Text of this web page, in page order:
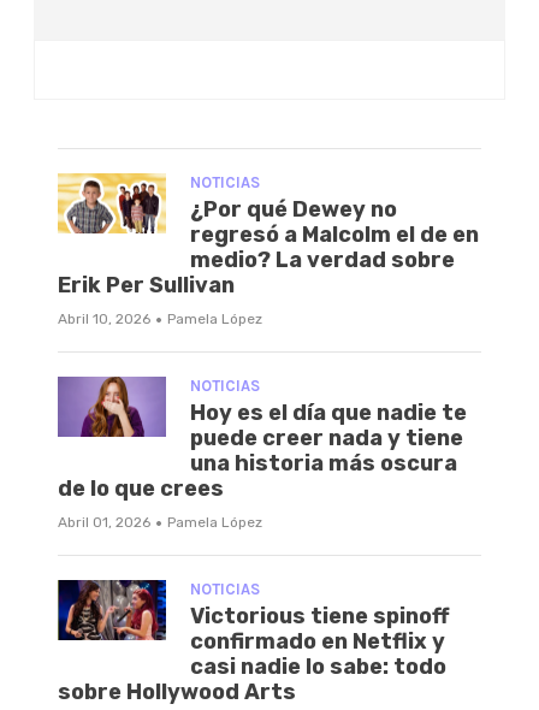
NOTICIAS
¿Por qué Dewey no
regresó a Malcolm el de en
medio? La verdad sobre
Erik Per Sullivan
Abril 10, 2026 · Pamela López
NOTICIAS
Hoy es el día que nadie te
puede creer nada y tiene
una historia más oscura
de lo que crees
Abril 01, 2026 · Pamela López
NOTICIAS
Victorious tiene spinoff
confirmado en Netflix y
casi nadie lo sabe: todo
sobre Hollywood Arts